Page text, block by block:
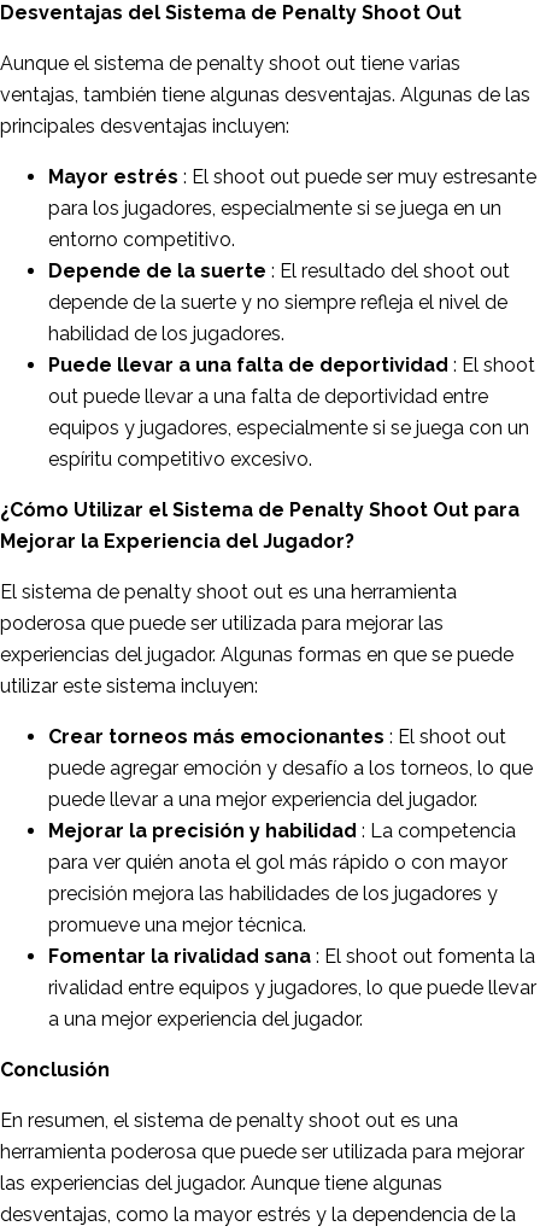
Desventajas del Sistema de Penalty Shoot Out
Aunque el sistema de penalty shoot out tiene varias
ventajas, también tiene algunas desventajas. Algunas de las
principales desventajas incluyen:
Mayor estrés : El shoot out puede ser muy estresante
para los jugadores, especialmente si se juega en un
entorno competitivo.
Depende de la suerte : El resultado del shoot out
depende de la suerte y no siempre refleja el nivel de
habilidad de los jugadores.
Puede llevar a una falta de deportividad : El shoot
out puede llevar a una falta de deportividad entre
equipos y jugadores, especialmente si se juega con un
espíritu competitivo excesivo.
¿Cómo Utilizar el Sistema de Penalty Shoot Out para
Mejorar la Experiencia del Jugador?
El sistema de penalty shoot out es una herramienta
poderosa que puede ser utilizada para mejorar las
experiencias del jugador. Algunas formas en que se puede
utilizar este sistema incluyen:
Crear torneos más emocionantes : El shoot out
puede agregar emoción y desafío a los torneos, lo que
puede llevar a una mejor experiencia del jugador.
Mejorar la precisión y habilidad : La competencia
para ver quién anota el gol más rápido o con mayor
precisión mejora las habilidades de los jugadores y
promueve una mejor técnica.
Fomentar la rivalidad sana : El shoot out fomenta la
rivalidad entre equipos y jugadores, lo que puede llevar
a una mejor experiencia del jugador.
Conclusión
En resumen, el sistema de penalty shoot out es una
herramienta poderosa que puede ser utilizada para mejorar
las experiencias del jugador. Aunque tiene algunas
desventajas, como la mayor estrés y la dependencia de la